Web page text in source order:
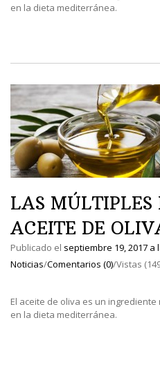
en la dieta mediterránea.
LAS MÚLTIPLES
ACEITE DE
Publicado el septiembre 19, 2017 a
Noticias/Comentarios (0)/Vistas
El aceite de oliva es un
en la dieta mediterránea.